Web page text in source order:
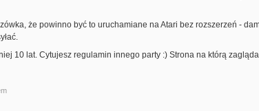
że powinno być to uruchamiane na Atari bez rozszerzeń -
10 lat. Cytujesz regulamin innego party :) Strona na którą